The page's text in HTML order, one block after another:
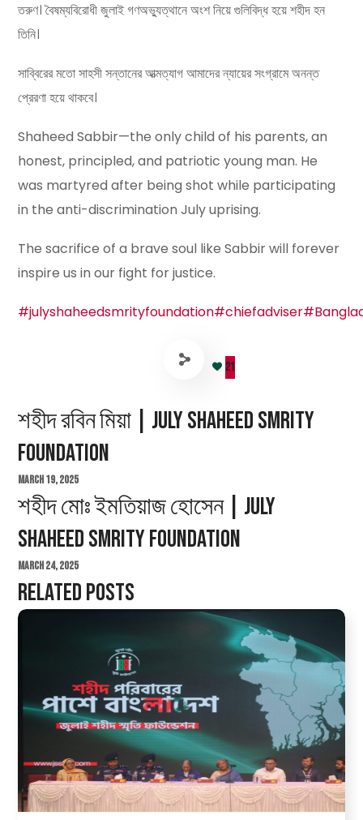
তরুণ। বৈষম্যবিরোধী জুলাই গণঅভ্যুত্থানে অংশ নিয়ে গুলিবিদ্ধ হয়ে শহীদ হন
তিনি।
সাব্বিরের মতো সাহসী সন্তানের আত্মত্যাগ আমাদের ন্যায়ের সংগ্রামে অনন্ত
প্রেরণা হয়ে থাকবে।
Shaheed Sabbir—the only child of his parents, an
honest, principled, and patriotic young man. He
was martyred after being shot while participating
in the anti-discrimination July uprising.
The sacrifice of a brave soul like Sabbir will forever
inspireus in our fight for justice.
#julyshaheedsmrityfoundation#chiefadviser
21
শহীদ রবিন মিয়া | July Shaheed Smrity
Foundation
March 19, 2025
শহীদ মোঃ ইমতিয়াজ হোসেন | July
Shaheed Smrity Foundation
March 24, 2025
Related Posts